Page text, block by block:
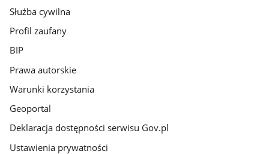
Służba cywilna
Profil zaufany
BIP
Prawa autorskie
Warunki korzystania
Geoportal
Deklaracja dostępności serwisu Gov.pl
Ustawienia prywatności